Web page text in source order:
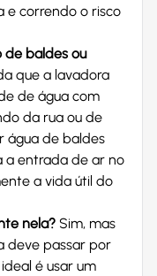
e correndo o risco
de baldes ou
que a lavadora
de água com
da rua ou de
água de baldes
a entrada de ar no
a vida útil do
nela? Sim, mas
deve passar por
é usar um